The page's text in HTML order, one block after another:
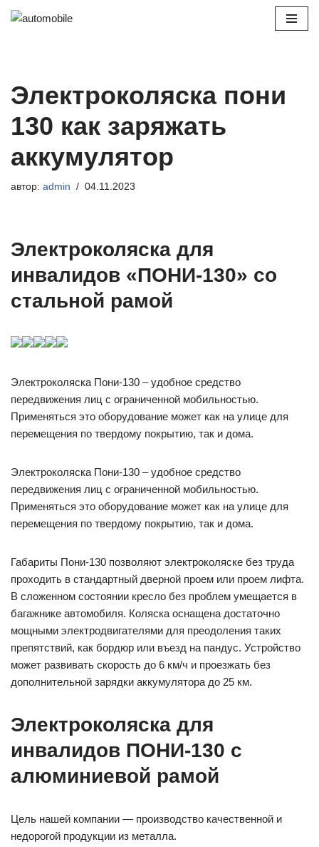
Электроколяска пони
130 как заряжать
аккумулятор
автор: admin 04.11.2023
Электроколяска для
инвалидов «ПОНИ-130» со
стальной рамой
Электроколяска Пони-130 – удобное средство
передвижения лиц с ограниченной мобильностью.
Применяться это оборудование может как на улице для
перемещения по твердому покрытию, так и дома.
Электроколяска Пони-130 – удобное средство
передвижения лиц с ограниченной мобильностью.
Применяться это оборудование может как на улице для
перемещения по твердому покрытию, так и дома.
Габариты Пони-130 позволяют электроколяске без труда
проходить в стандартный дверной проем или проем лифта.
В сложенном состоянии кресло без проблем умещается в
багажнике автомобиля. Коляска оснащена достаточно
мощными электродвигателями для преодоления таких
препятствий, как бордюр или въезд на пандус. Устройство
может развивать скорость до 6 км/ч и проезжать без
дополнительной зарядки аккумулятора до 25 км.
Электроколяска для
инвалидов ПОНИ-130 с
алюминиевой рамой
Цель нашей компании — производство качественной и
недорогой продукции из металла.